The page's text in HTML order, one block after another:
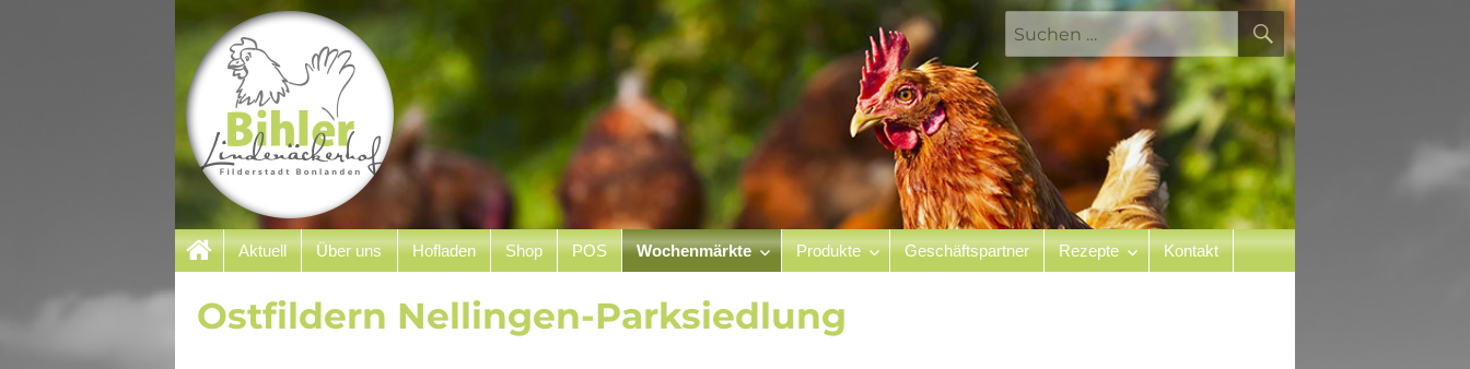
Suchen
nach:
SUCHEN
Bihler Lindenäckerhof
Filderstadt Bonlanden
Aktuell Über uns Hofladen Shop POS Wochenmärkte Produkte Geschäftspartner Rezepte Kontakt
Ostfildern Nellingen-Parksiedlung